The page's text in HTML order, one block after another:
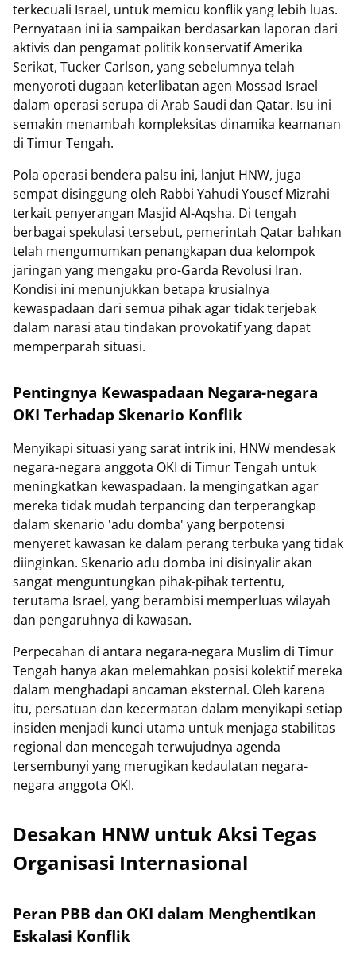
terkecuali Israel, untuk memicu konflik yang lebih luas.
Pernyataan ini ia sampaikan berdasarkan laporan dari
aktivis dan pengamat politik konservatif Amerika
Serikat, Tucker Carlson, yang sebelumnya telah
menyoroti dugaan keterlibatan agen Mossad Israel
dalam operasi serupa di Arab Saudi dan Qatar. Isu ini
semakin menambah kompleksitas dinamika keamanan
di Timur Tengah.
Pola operasi bendera palsu ini, lanjut HNW, juga
sempat disinggung oleh Rabbi Yahudi Yousef Mizrahi
terkait penyerangan Masjid Al-Aqsha. Di tengah
berbagai spekulasi tersebut, pemerintah Qatar bahkan
telah mengumumkan penangkapan dua kelompok
jaringan yang mengaku pro-Garda Revolusi Iran.
Kondisi ini menunjukkan betapa krusialnya
kewaspadaan dari semua pihak agar tidak terjebak
dalam narasi atau tindakan provokatif yang dapat
memperparah situasi.
Pentingnya Kewaspadaan Negara-negara
OKI Terhadap Skenario Konflik
Menyikapi situasi yang sarat intrik ini, HNW mendesak
negara-negara anggota OKI di Timur Tengah untuk
meningkatkan kewaspadaan. Ia mengingatkan agar
mereka tidak mudah terpancing dan terperangkap
dalam skenario 'adu domba' yang berpotensi
menyeret kawasan ke dalam perang terbuka yang tidak
diinginkan. Skenario adu domba ini disinyalir akan
sangat menguntungkan pihak-pihak tertentu,
terutama Israel, yang berambisi memperluas wilayah
dan pengaruhnya di kawasan.
Perpecahan di antara negara-negara Muslim di Timur
Tengah hanya akan melemahkan posisi kolektif mereka
dalam menghadapi ancaman eksternal. Oleh karena
itu, persatuan dan kecermatan dalam menyikapi setiap
insiden menjadi kunci utama untuk menjaga stabilitas
regional dan mencegah terwujudnya agenda
tersembunyi yang merugikan kedaulatan negara-
negara anggota OKI.
Desakan HNW untuk Aksi Tegas
Organisasi Internasional
Peran PBB dan OKI dalam Menghentikan
Eskalasi Konflik